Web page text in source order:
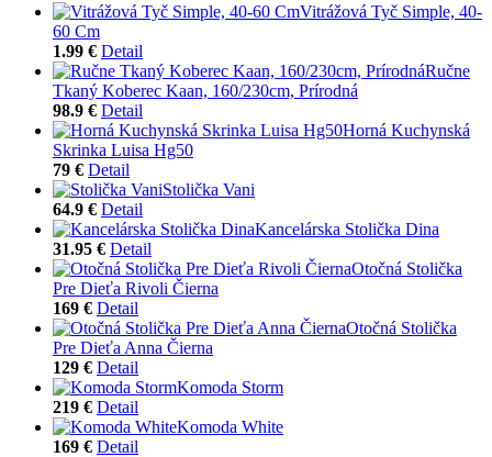
Vitrážová Tyč Simple, 40-
60 Cm
1.99 € Detail
Ručne
Tkaný Koberec Kaan, 160/230cm, Prírodná
98.9 € Detail
Horná Kuchynská
Skrinka Luisa Hg50
79 € Detail
Stolička Vani
64.9 € Detail
Kancelárska Stolička Dina
31.95 € Detail
Otočná Stolička
Pre Dieťa Rivoli Čierna
169 € Detail
Otočná Stolička
Pre Dieťa Anna Čierna
129 € Detail
Komoda Storm
219 € Detail
Komoda White
169 € Detail